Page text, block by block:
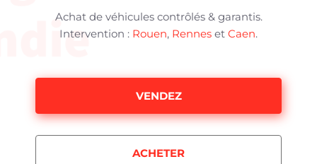
Achat de véhicules contrôlés & garantis.
Intervention : Rouen, Rennes et Caen.
VENDEZ
ACHETER